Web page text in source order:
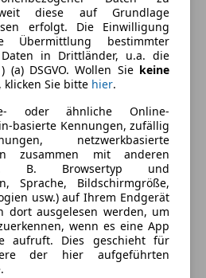
DESIGNO
NACHTSCHWARZ
MAGNO
Andere
Vollleder
diese auf Grundlage
erfolgt. Die Einwilligung
Übermittlung bestimmter
Daten in Drittländer, u.a. die
(a) DSGVO. Wollen Sie keine
klicken Sie bitte hier.
oder ähnliche Online-
basierte Kennungen, zufällig
netzwerkbasierte
zusammen mit anderen
B. Browsertyp und
Sprache, Bildschirmgröße,
usw.) auf Ihrem Endgerät
dort ausgelesen werden, um
wenn es eine App
aufruft. Dies geschieht für
der hier aufgeführten